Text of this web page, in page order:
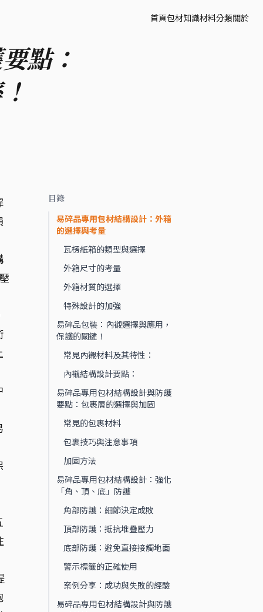
首頁包材知識材料分類關於
點：
目錄
易碎品專用包材結構設計：外箱
的選擇與考量
瓦楞紙箱的類型與選擇
外箱尺寸的考量
外箱材質的選擇
特殊設計的加強
易碎品包裝：內襯選擇與應用，
保護的關鍵！
常見內襯材料及其特性：
內襯結構設計要點：
易碎品專用包材結構設計與防護
要點：包裹層的選擇與加固
常見的包裹材料
包裹技巧與注意事項
加固方法
易碎品專用包材結構設計：強化
「角、頂、底」防護
角部防護：細節決定成敗
頂部防護：抵抗堆疊壓力
底部防護：避免直接接觸地面
警示標籤的正確使用
案例分享：成功與失敗的經驗
易碎品專用包材結構設計與防護